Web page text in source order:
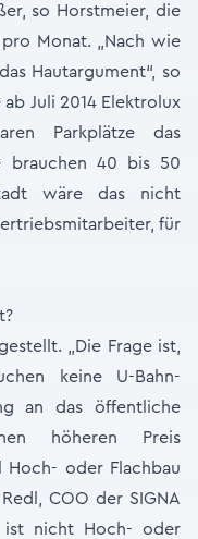
so Horstmeier, die
Monat. „Nach wie
Hautargument“, so
ab Juli 2014 Elektrolux
Parkplätze das
brauchen 40 bis 50
wäre das nicht
für
„Die Frage ist,
keine U-Bahn-
an das öffentliche
höheren Preis
Hoch- oder Flachbau
COO der SIGNA
ist nicht Hoch- oder